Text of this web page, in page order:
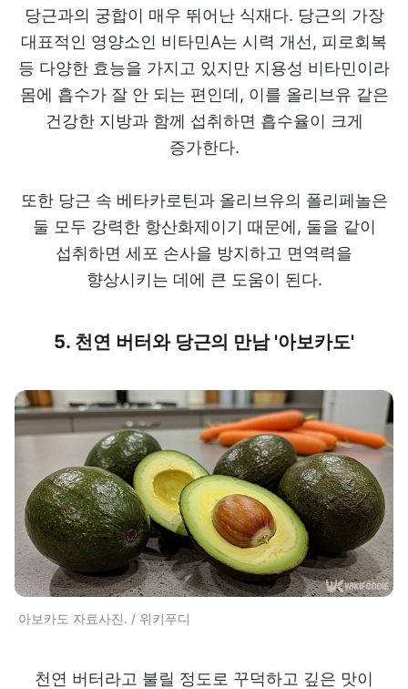
당근과의 궁합이 매우 뛰어난 식재다. 당근의 가장
대표적인 영양소인 비타민A는 시력 개선, 피로회복
등 다양한 효능을 가지고 있지만 지용성 비타민이라
몸에 흡수가 잘 안 되는 편인데, 이를 올리브유 같은
건강한 지방과 함께 섭취하면 흡수율이 크게
증가한다.
또한 당근 속 베타카로틴과 올리브유의 폴리페놀은
둘 모두 강력한 항산화제이기 때문에, 둘을 같이
섭취하면 세포 손사을 방지하고 면역력을
향상시키는 데에 큰 도움이 된다.
5. 천연 버터와 당근의 만남 '아보카도'
아보카도 자료사진. / 위키푸디
천연 버터라고 불릴 정도로 꾸덕하고 깊은 맛이